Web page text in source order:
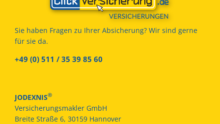
Sie haben Fragen zu Ihrer Absicherung? Wir sind gerne
für sie da.
+49 (0) 511 / 35 39 85 60
JODEXNIS®
Versicherungsmakler GmbH
Breite Straße 6, 30159 Hannover